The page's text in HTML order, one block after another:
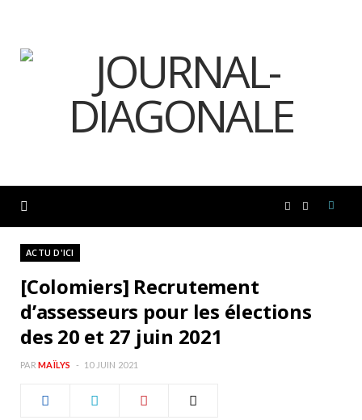
ACTU D'ICI
[Colomiers] Recrutement
d’assesseurs pour les élections
des 20 et 27 juin 2021
PAR MAÏLYS 10 JUIN 2021